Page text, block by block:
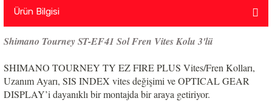
Ürün Bilgisi
Shimano Tourney ST-EF41 Sol Fren Vites Kolu 3'lü
SHIMANO TOURNEY TY EZ FIRE PLUS Vites/Fren Kolları,
Uzanım Ayarı, SIS INDEX vites değişimi ve OPTICAL GEAR
DISPLAY’i dayanıklı bir montajda bir araya getiriyor.